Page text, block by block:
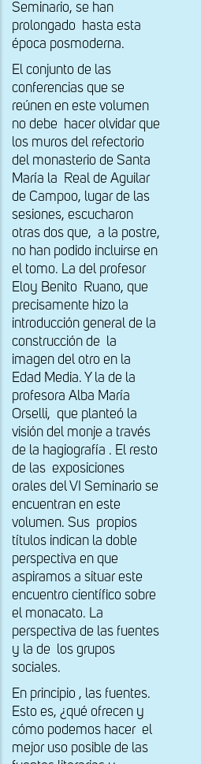
Seminario, se han
prolongado hasta esta
época posmoderna.
El conjunto de las
conferencias que se
reúnen en este volumen
no debe hacer olvidar que
los muros del refectorio
del monasterio de Santa
María la Real de Aguilar
de Campoo, lugar de las
sesiones, escucharon
otras dos que, a la postre,
no han podido incluirse en
el tomo. La del profesor
Eloy Benito Ruano, que
precisamente hizo la
introducción general de la
construcción de la
imagen del otro en la
Edad Media. Y la de la
profesora Alba María
Orselli, que planteó la
visión del monje a través
de la hagiografía . El resto
de las exposiciones
orales del VI Seminario se
encuentran en este
volumen. Sus propios
títulos indican la doble
perspectiva en que
aspiramos a situar este
encuentro científico sobre
el monacato. La
perspectiva de las fuentes
y la de los grupos
sociales.
En principio , las fuentes.
Esto es, ¿qué ofrecen y
cómo podemos hacer el
mejor uso posible de las